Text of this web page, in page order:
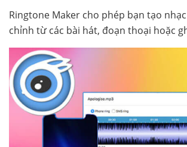
Ringtone Maker cho phép bạn tạo
chỉnh từ các bài hát, đoạn thoại hoặc